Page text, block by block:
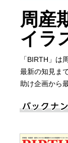
周産
イラ
「BIRTH」
最新の知見ま
助け企画から